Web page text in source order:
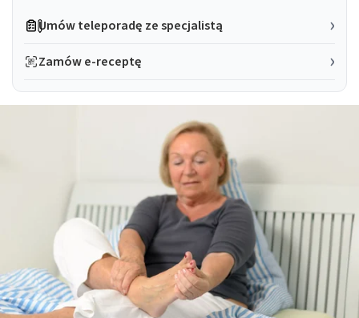
Umów teleporadę ze specjalistą
Zamów e-receptę